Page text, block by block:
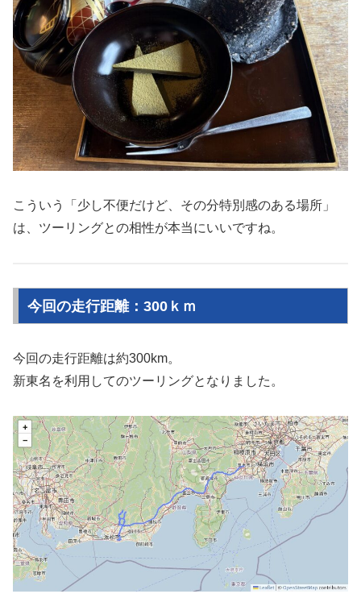
こういう「少し不便だけど、その分特別感のある場所」
は、ツーリングとの相性が本当にいいですね。
今回の走行距離：300ｋｍ
今回の走行距離は約300km。
新東名を利用してのツーリングとなりました。